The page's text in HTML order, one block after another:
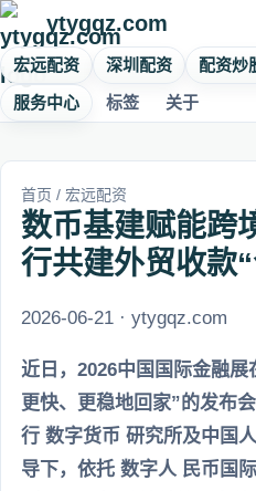
ytygqz.com
宏远配资 深圳配资 配资炒
服务中心
标签 关于
首页 / 宏远配资
数币基建赋能跨
行共建外贸收款
2026-06-21 · ytygqz.com
近日，2026中国国际金融
更快、更稳地回家”的发布
行 数字货币 研究所及中国
导下，依托 数字人 民币国